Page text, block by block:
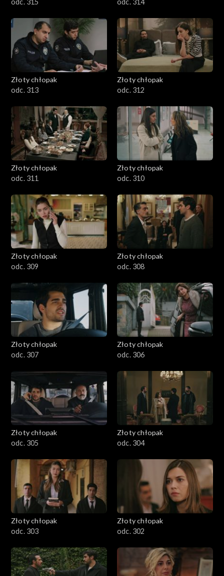
Złoty chłopak
odc. 313
Złoty chłopak
odc. 312
Złoty chłopak
odc. 311
Złoty chłopak
odc. 310
Złoty chłopak
odc. 309
Złoty chłopak
odc. 308
Złoty chłopak
odc. 307
Złoty chłopak
odc. 306
Złoty chłopak
odc. 305
Złoty chłopak
odc. 304
Złoty chłopak
odc. 303
Złoty chłopak
odc. 302